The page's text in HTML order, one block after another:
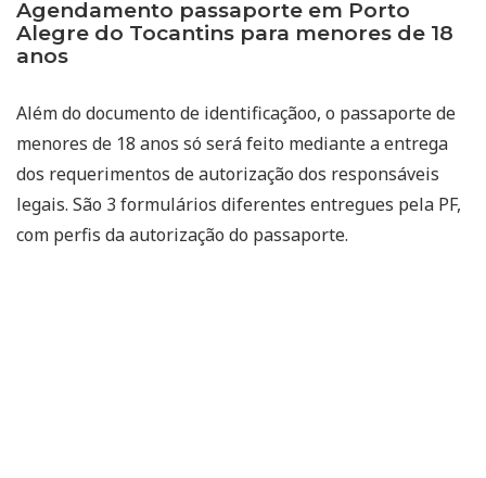
Agendamento passaporte em Porto
Alegre do Tocantins para menores de 18
anos
Além do documento de identificaçãoo, o passaporte de
menores de 18 anos só será feito mediante a entrega
dos requerimentos de autorização dos responsáveis
legais. São 3 formulários diferentes entregues pela PF,
com perfis da autorização do passaporte.